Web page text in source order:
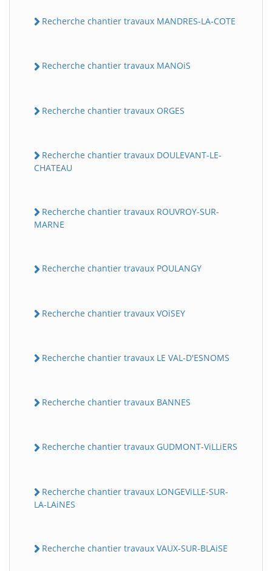
Recherche chantier travaux MANDRES-LA-COTE
Recherche chantier travaux MANOiS
Recherche chantier travaux ORGES
Recherche chantier travaux DOULEVANT-LE-
CHATEAU
Recherche chantier travaux ROUVROY-SUR-
MARNE
Recherche chantier travaux POULANGY
Recherche chantier travaux VOiSEY
Recherche chantier travaux LE VAL-D'ESNOMS
Recherche chantier travaux BANNES
Recherche chantier travaux GUDMONT-ViLLiERS
Recherche chantier travaux LONGEViLLE-SUR-
LA-LAiNES
Recherche chantier travaux VAUX-SUR-BLAiSE